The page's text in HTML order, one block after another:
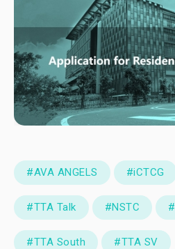
#AVA ANGELS #iCTCG
#TTA Talk #NSTC
#TTA South #TTA SV